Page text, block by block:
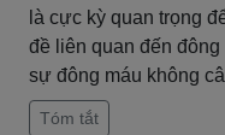
là cực kỳ quan trọng
đề liên quan đến
sự đông máu không
Tóm tắt